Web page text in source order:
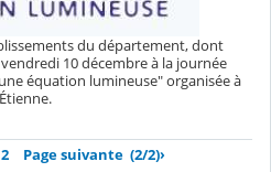
du département, dont
10 décembre à la journée
équation lumineuse" organisée à
2 Page suivante (2/2)›